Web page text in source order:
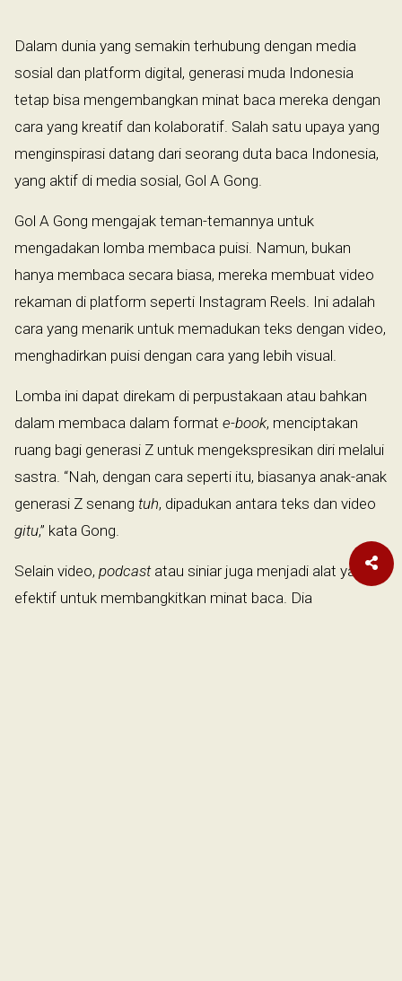
Dalam dunia yang semakin terhubung dengan media
sosial dan platform digital, generasi muda Indonesia
tetap bisa mengembangkan minat baca mereka dengan
cara yang kreatif dan kolaboratif. Salah satu upaya yang
menginspirasi datang dari seorang duta baca Indonesia,
yang aktif di media sosial, Gol A Gong.
Gol A Gong mengajak teman-temannya untuk
mengadakan lomba membaca puisi. Namun, bukan
hanya membaca secara biasa, mereka membuat video
rekaman di platform seperti Instagram Reels. Ini adalah
cara yang menarik untuk memadukan teks dengan video,
menghadirkan puisi dengan cara yang lebih visual.
Lomba ini dapat direkam di perpustakaan atau bahkan
dalam membaca dalam format e-book, menciptakan
ruang bagi generasi Z untuk mengekspresikan diri melalui
sastra. “Nah, dengan cara seperti itu, biasanya anak-anak
generasi Z senang tuh, dipadukan antara teks dan video
gitu,” kata Gong.
Selain video, podcastatau siniar juga menjadi alat yang
efektif untuk membangkitkan minat baca. Dia